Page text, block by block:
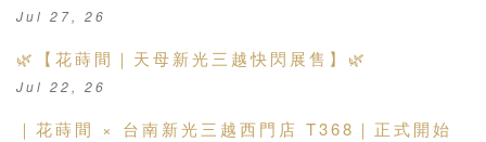
Jul 27, 26
🌿【花蒔間｜天母新光三越快閃展售】🌿
Jul 22, 26
｜花蒔間 × 台南新光三越西門店 T368｜正式開始